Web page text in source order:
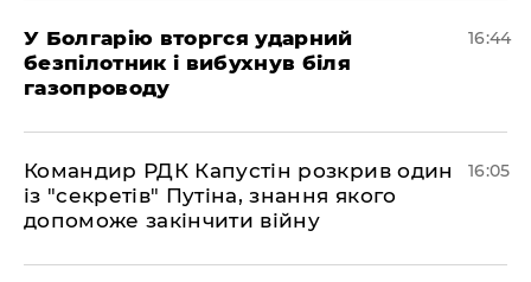
У Болгарію вторгся ударний
безпілотник і вибухнув біля
газопроводу
16:44
Командир РДК Капустін розкрив один
із "секретів" Путіна, знання якого
допоможе закінчити війну
16:05